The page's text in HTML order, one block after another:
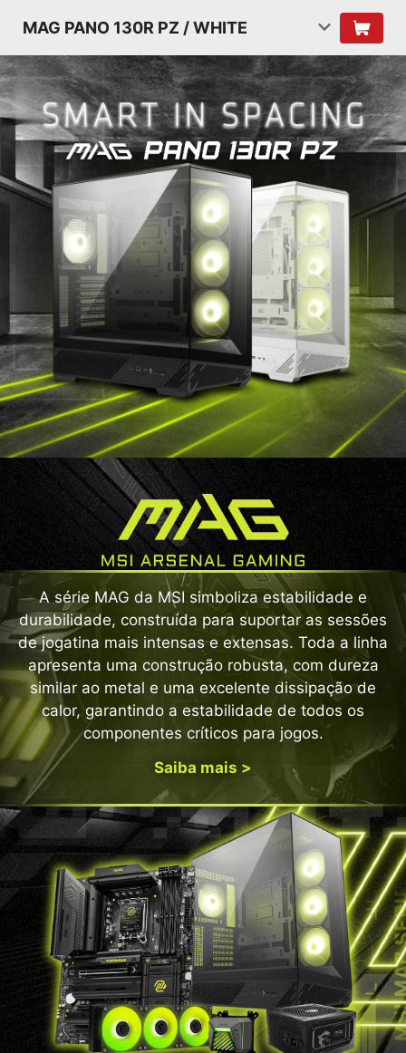
MAG PANO 130R PZ / WHITE
A série MAG da MSI simboliza estabilidade e
durabilidade, construída para suportar as sessões
de jogatina mais intensas e extensas. Toda a linha
apresenta uma construção robusta, com dureza
similar ao metal e uma excelente dissipação de
calor, garantindo a estabilidade de todos os
componentes críticos para jogos.
Saiba mais >